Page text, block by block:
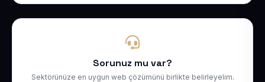
Sorunuz mu var?
Sektörünüze en uygun web çözümünü birlikte belirleyelim.